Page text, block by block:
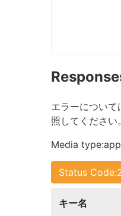
エラーについて
照してください。
Media
Status
キー名